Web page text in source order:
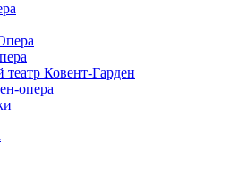
театр Ковент-Гарден
опера